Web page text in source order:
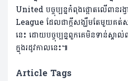
United បច្ចុប្បន្នកំពុងផ្តោតលើពានរ
League ដែលជាក្តីសង្ឃឹមតែមួយគត់
នេះ​ ដោយបច្ចុប្បន្នពួកគេមិនទាន់ស្គា
ក្នុងរដូវកាលនេះ៕
Article Tags